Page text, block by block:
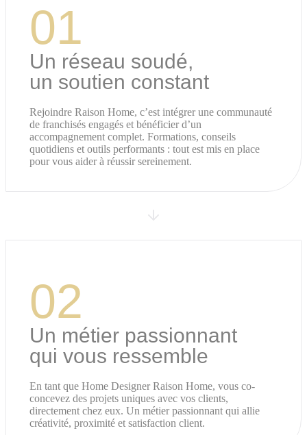
01
Un réseau soudé,
un soutien constant
Rejoindre Raison Home, c’est intégrer une communauté
de franchisés engagés et bénéficier d’un
accompagnement complet. Formations, conseils
quotidiens et outils performants : tout est mis en place
pour vous aider à réussir sereinement.
02
Un métier passionnant
qui vous ressemble
En tant que Home Designer Raison Home, vous co-
concevez des projets uniques avec vos clients,
directement chez eux. Un métier passionnant qui allie
créativité, proximité et satisfaction client.